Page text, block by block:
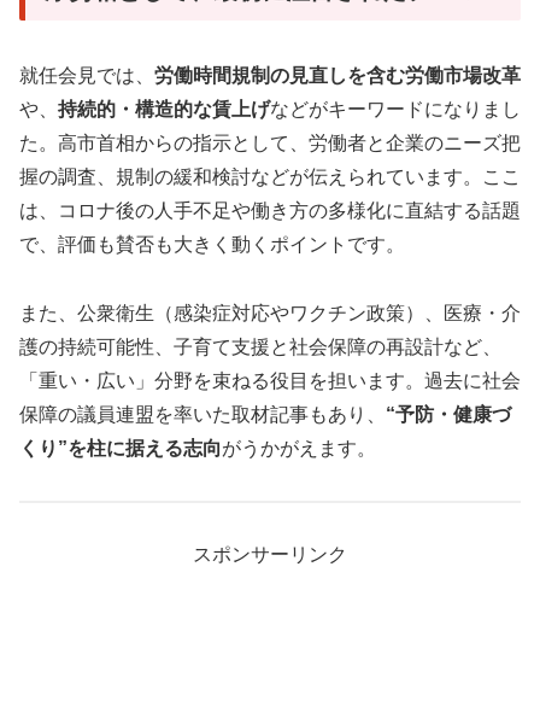
就任会見では、 労働時間規制の見直しを含む労働市場改革
や、 持続的・構造的な賃上げなどがキーワードになりまし
た。高市首相からの指示として、労働者と企業のニーズ把
握の調査、規制の緩和検討などが伝えられています。ここ
は、コロナ後の人手不足や働き方の多様化に直結する話題
で、評価も賛否も大きく動くポイントです。
また、公衆衛生（感染症対応やワクチン政策）、医療・介
護の持続可能性、子育て支援と社会保障の再設計など、
「重い・広い」分野を束ねる役目を担います。過去に社会
保障の議員連盟を率いた取材記事もあり、 “予防・健康づ
くり”を柱に据える志向がうかがえます。
スポンサーリンク